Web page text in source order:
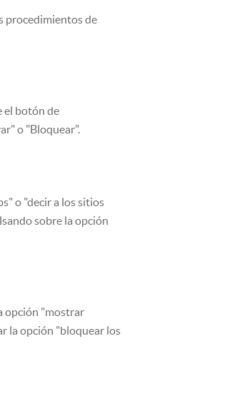
procedimientos de
el botón de
o "Bloquear".
o "decir a los sitios
sobre la opción
opción "mostrar
la opción "bloquear los